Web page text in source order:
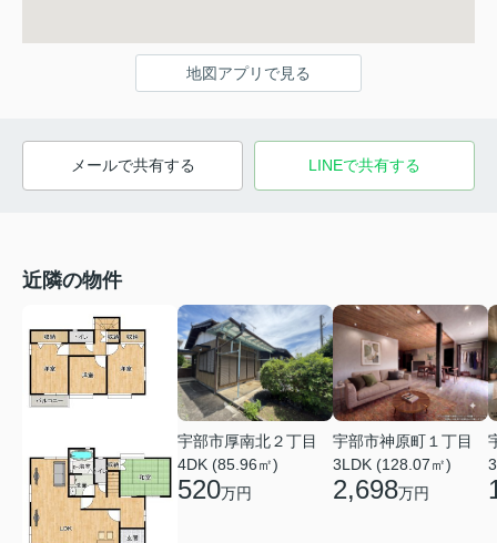
地図アプリで見る
メールで共有する LINEで共有する
近隣の物件
宇部市厚南北２丁目
4DK (85.96㎡)
520万円
宇部市神原町１丁目
3LDK (128.07㎡)
2,698万円